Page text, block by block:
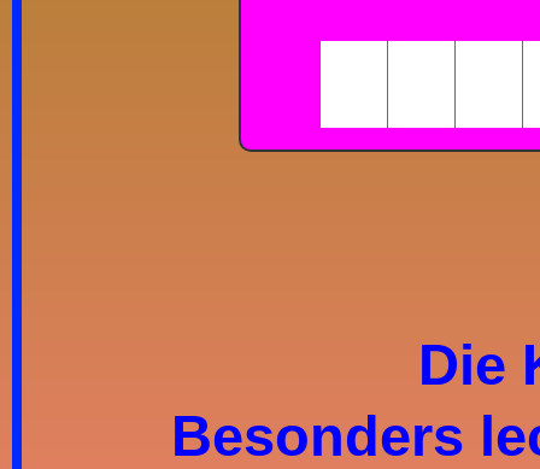
Die
Besonders